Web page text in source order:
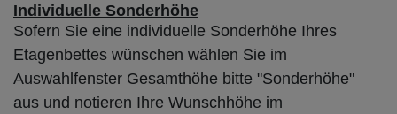
Individuelle Sonderhöhe
Sofern Sie eine individuelle Sonderhöhe Ihres
Etagenbettes wünschen wählen Sie im
Auswahlfenster Gesamthöhe bitte "Sonderhöhe"
aus und notieren Ihre Wunschhöhe im